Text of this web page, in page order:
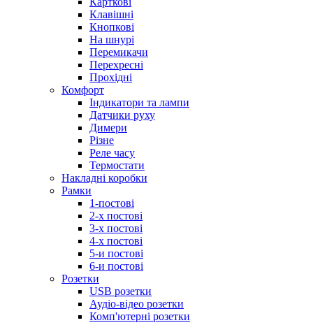
Клавішні
Кнопкові
На шнурі
Перемикачи
Перехресні
Прохідні
Комфорт
Індикатори та лампи
Датчики руху
Димери
Різне
Реле часу
Термостати
Накладні коробки
Рамки
1-постові
2-х постові
3-х постові
4-х постові
5-и постові
6-и постові
Розетки
USB розетки
Аудіо-відео розетки
Комп'ютерні розетки